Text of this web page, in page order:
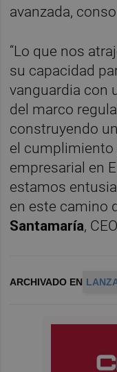
avanzada,
“Lo que nos
su capacidad
vanguardia con
del marco
construyendo
el cumplimiento
empresarial en
estamos
en este camino
Santamaría,
ARCHIVADO EN